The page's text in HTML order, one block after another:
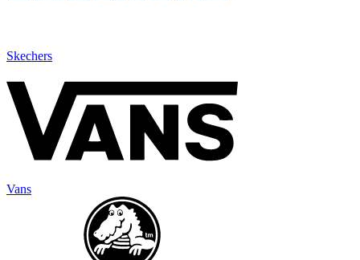
Skechers
Vans